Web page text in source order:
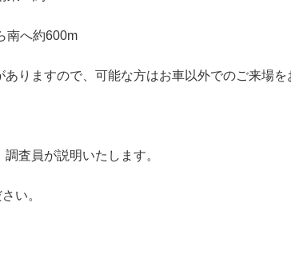
へ約600m
ますので、可能な方はお車以外でのご来場を
査員が説明いたします。
い。